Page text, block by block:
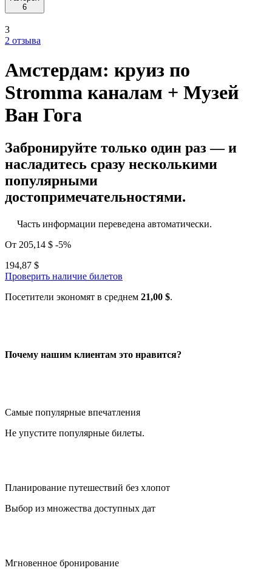
6
3
2 отзыва
Амстердам: круиз по
Stromma каналам + Музей
Ван Гога
Забронируйте только один раз — и
насладитесь сразу несколькими
популярными
достопримечательностями.
Часть информации переведена автоматически.
От 205,14 $ -5%
194,87 $
Проверить наличие билетов
Посетители экономят в среднем 21,00 $.
Почему нашим клиентам это нравится?
Самые популярные впечатления
Не упустите популярные билеты.
Планирование путешествий без хлопот
Выбор из множества доступных дат
Мгновенное бронирование